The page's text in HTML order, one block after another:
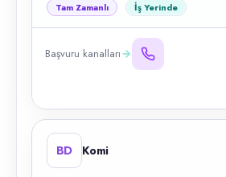
Tam Zamanlı İş Yerinde
Başvuru kanalları
BD Komi